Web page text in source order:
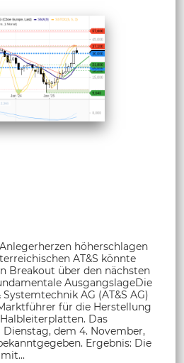
höherschlagen
AT&S könnte
Breakout über den nächsten
AusgangslageDie
AG (AT&S AG)
für die Herstellung
Das
dem 4. November,
Ergebnis: Die